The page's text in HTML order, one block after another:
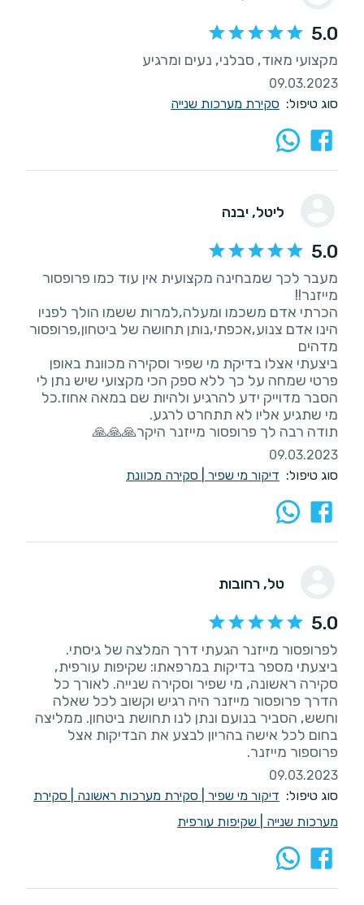
5.0
מקצועי מאוד, סבלני, נעים ומרגיע
09.03.2023
סוג טיפול: סקירת מערכות שנייה
ליטל, יבנה
5.0
מעבר לכך שמבחינה מקצועית אין עוד כמו פרופסור
הכרתי אדם משכמו ומעלה,למרות ששמו הולך לפניו
הינו אדם צנוע,אכפתי,נותן תחושה של ביטחון,פרופסור
ביצעתי אצלו בדיקת מי שפיר וסקירה מכוונת באופן
פרטי שמחה על כך ללא ספק הכי מקצועי שיש נתן לי
הסבר מדוייק ידע להרגיע ולהיות שם במאה אחוז.כל
תודה רבה לך פרופסור מייזנר היקר🙏🙏🙏
09.03.2023
סוג טיפול: דיקור מי שפיר סקירה מכוונת
טל, רחובות
5.0
לפרופסור מייזנר הגעתי דרך המלצה של גיסתי.
ביצעתי מספר בדיקות במרפאתו: שקיפות עורפית,
סקירה ראשונה, מי שפיר וסקירה שנייה. לאורך כל
הדרך פרופסור מייזנר היה רגיש וקשוב לכל שאלה
וחשש, הסביר בנועם ונתן לנו תחושת ביטחון. ממליצה
בחום לכל אישה בהריון לבצע את הבדיקות אצל
פרוספור מייזנר.
09.03.2023
סוג טיפול: דיקור מי שפיר סקירת מערכות ראשונה
סקירת
מערכות שנייה
שקיפות עורפית